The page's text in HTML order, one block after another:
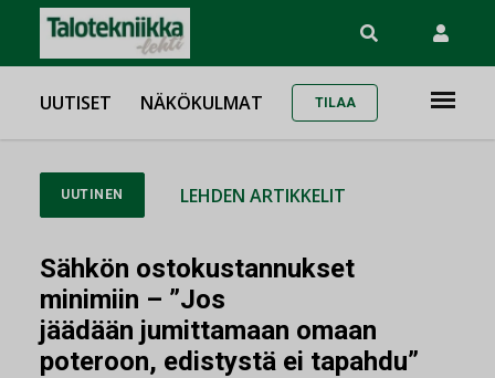
UUTISET NÄKÖKULMAT TILAA
UUTINEN LEHDEN ARTIKKELIT
Sähkön ostokustannukset
minimiin – ”Jos
jäädään jumittamaan omaan
poteroon, edistystä ei tapahdu”